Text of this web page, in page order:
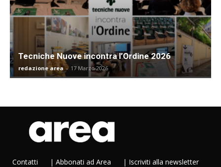
Tecniche Nuove incontra l’Ordine 2026
redazione area - 17 Marzo 2026
Contatti | Abbonati ad Area | Iscriviti alla newsletter